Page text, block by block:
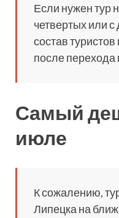
Если нужен тур
четвертых или
состав
после перехода
Самый
июле
К сожалению,
Липецка на